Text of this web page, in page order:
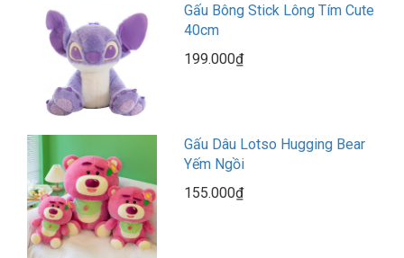
Gấu Bông Stick Lông Tím Cute
40cm
199.000₫
Gấu Dâu Lotso Hugging Bear
Yếm Ngồi
155.000₫